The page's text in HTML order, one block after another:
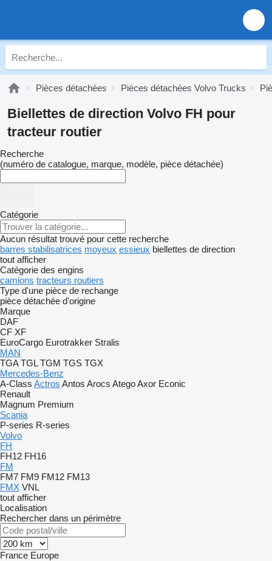
Pièces détachées Pièces détachées Volvo Trucks
Biellettes de direction Volvo FH pour
tracteur routier
Recherche
(numéro de catalogue, marque, modèle, pièce détachée)
Catégorie
Aucun résultat trouvé pour cette recherche
barres stabilisatrices moyeux essieux biellettes de direction
tout afficher
Catégorie des engins
camions tracteurs routiers
Type d'une pièce de rechange
pièce détachée d'origine
Marque
DAF
CF XF
EuroCargo Eurotrakker Stralis
MAN
TGA TGL TGM TGS TGX
Mercedes-Benz
A-Class Actros Antos Arocs AtegoAxor Econic
Renault
Magnum Premium
Scania
P-series R-series
Volvo
FH
FH12 FH16
FM
FM7 FM9 FM12 FM13
FMX VNL
tout afficher
Localisation
Rechercher dans un périmètre
France Europe